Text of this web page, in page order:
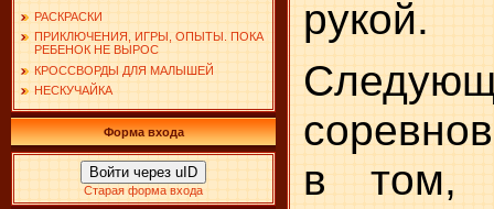
РАСКРАСКИ
ПРИКЛЮЧЕНИЯ, ИГРЫ, ОПЫТЫ. ПОКА
РЕБЕНОК НЕ ВЫРОС
КРОССВОРДЫ ДЛЯ МАЛЫШЕЙ
НЕСКУЧАЙКА
Форма входа
Войти через uID
Старая форма входа
рукой.
в том,